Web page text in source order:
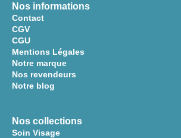
Nos informations
Contact
CGV
CGU
Mentions Légales
Notre marque
Nos revendeurs
Notre blog
Nos collections
Soin Visage